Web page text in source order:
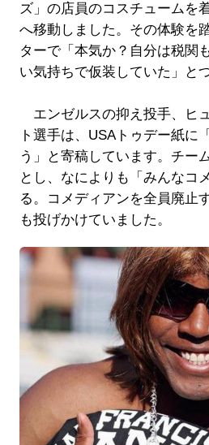
ズ」の店員のコスチュームを
へ移動しました。その体験を
ターで「本気か？自分は税関
い気持ちで仮装していた」と
エンゼルスの抑え投手、ヒ
ト選手は、USAトゥデー紙に
う」と寄稿しています。チー
とし、なによりも「みんなコ
る。コメディアンを全員廃止
も投げかけていました。